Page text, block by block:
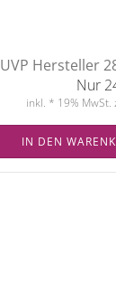
UVP Hersteller
Nur
inkl. * 19% MwSt.
IN DEN